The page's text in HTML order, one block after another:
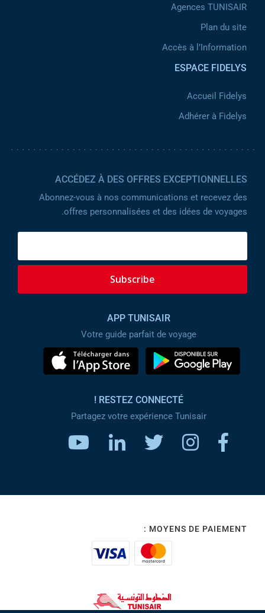
Agences TUNISAIR
Plan du site
Accès à l’Information
ESPACE FIDELYS
Accueil Fidelys
Adhérer à Fidelys
ACCÉDEZ À DES OFFRES EXCEPTIONNELLES
Abonnez-vous à nos communications et recevez des
offres personnalisées et des idées de voyages.
Subscribe
APP TUNISAIR
Votre guide parfait de voyage
RESTEZ CONNECTÉ !
Partagez votre expérience Tunisair
MOYENS DE PAIEMENT :